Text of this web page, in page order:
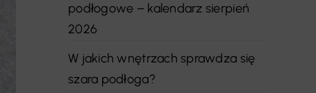
podłogowe – kalendarz sierpień
2026
W jakich wnętrzach sprawdza się
szara podłoga?